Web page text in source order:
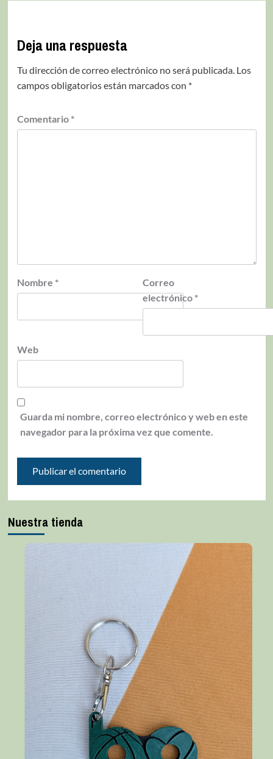
Deja una respuesta
Tu dirección de correo electrónico no será publicada. Los
campos obligatorios están marcados con *
Comentario *
Nombre *
Correo
electrónico *
Web
Guarda mi nombre, correo electrónico y web en este
navegador para la próxima vez que comente.
Nuestra tienda